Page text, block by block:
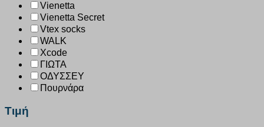
Vienetta
Vienetta Secret
Vtex socks
WALK
Xcode
ΓΙΩΤΑ
ΟΔΥΣΣΕΥ
Πουρνάρα
Τιμή